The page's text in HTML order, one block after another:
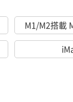
M1/M2搭載